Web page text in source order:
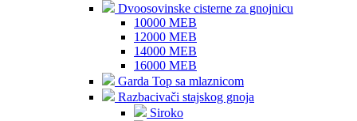
Dvoosovinske cisterne za gnojnicu
10000 MEB
12000 MEB
14000 MEB
16000 MEB
Garda Top sa mlaznicom
Razbacivači stajskog gnoja
Siroko